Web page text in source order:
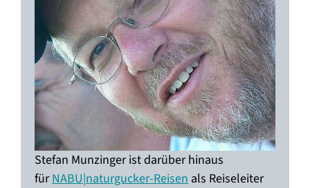
Stefan Munzinger ist darüber hinaus
fürNABU|naturgucker-Reisen als Reiseleiter